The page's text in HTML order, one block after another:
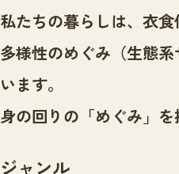
センター紹介TOP
サイトポリシー
ニュース
いきものガイド
いきものガイド
生物多様性のめぐ
イベント
私たちの暮らしは、衣
多様性のめぐみ（生態
います。
身の回りの「めぐみ」を
ジャンル